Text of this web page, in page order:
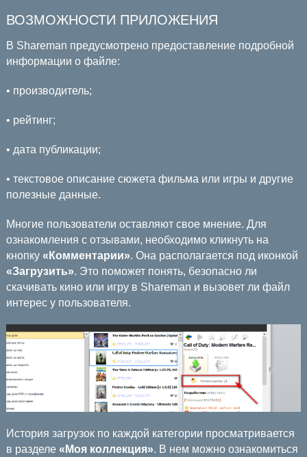
ВОЗМОЖНОСТИ ПРИЛОЖЕНИЯ
В Shareman предусмотрено предоставление подробной
информации о файле:
• производитель;
• рейтинг;
• дата публикации;
• текстовое описание сюжета фильма или игры и другие
полезные данные.
Многие пользователи оставляют свое мнение. Для
ознакомления с отзывами, необходимо кликнуть на
кнопку «Комментарии». Она располагается под иконкой
«Загрузить». Это поможет понять, безопасно ли
скачивать кино или игру в Shareman и вызовет ли файл
интерес у пользователя.
История загрузок по каждой категории просматривается
в разделе «Моя коллекция». В нем можно ознакомиться